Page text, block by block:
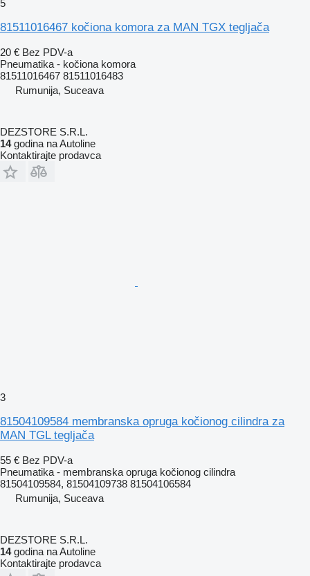
5
81511016467 kočiona komora za MAN TGX tegljača
20 € Bez PDV-a
Pneumatika - kočiona komora
81511016467 81511016483
Rumunija, Suceava
DEZSTORE S.R.L.
14godina na Autoline
Kontaktirajte prodavca
3
81504109584 membranska opruga kočionog cilindra za
MAN TGL tegljača
55 € Bez PDV-a
Pneumatika - membranska opruga kočionog cilindra
81504109584, 81504109738 81504106584
Rumunija, Suceava
DEZSTORE S.R.L.
14godina na Autoline
Kontaktirajte prodavca